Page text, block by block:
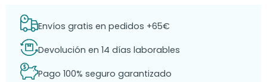
Envíos gratis en pedidos +65€
Devolución en 14 días laborables
Pago 100% seguro garantizado